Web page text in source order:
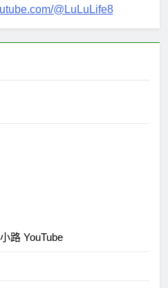
@LuLuLife8
小路 YouTube